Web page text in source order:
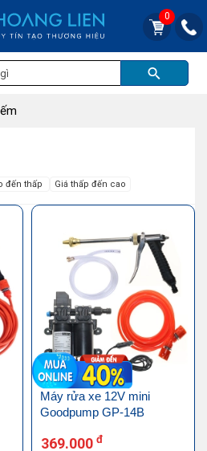
0
đến thấp Giá thấp đến cao
Máy rửa xe 12V mini
Goodpump GP-14B
369.000 đ